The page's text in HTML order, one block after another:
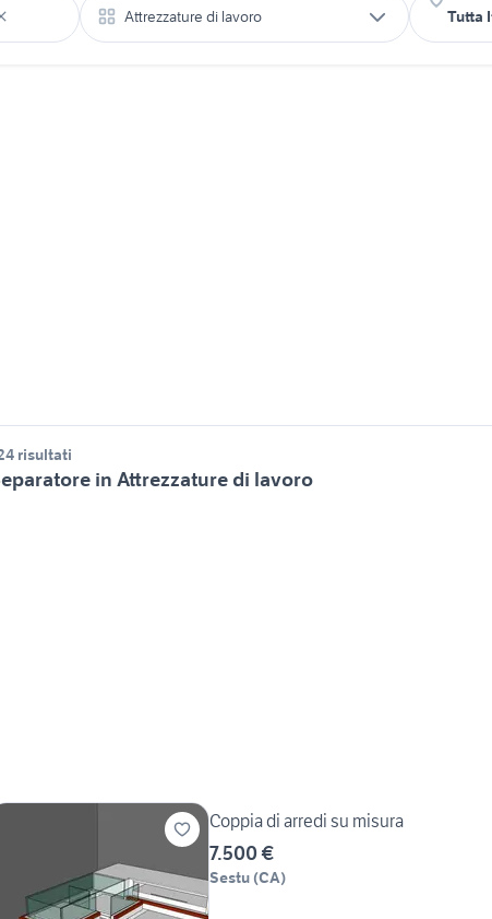
Attrezzature di lavoro
risultati
in Attrezzature di lavoro
Coppia di arredi su misura
7.500 €
Sestu (CA)